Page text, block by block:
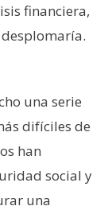
financiera,
desplomaría.
una serie
difíciles de
han
social y
una